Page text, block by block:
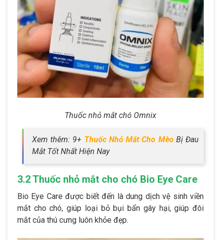
Thuốc nhỏ mắt chó Omnix
Xem thêm: 9+ Thuốc Nhỏ Mắt Cho MèoBị Đau
Mắt Tốt Nhất Hiện Nay
3.2 Thuốc nhỏ mắt cho chó Bio Eye Care
Bio Eye Care được biết đến là dung dịch vệ sinh viền
mắt cho chó, giúp loại bỏ bụi bẩn gây hại, giúp đôi
mắt của thú cưng luôn khỏe đẹp.